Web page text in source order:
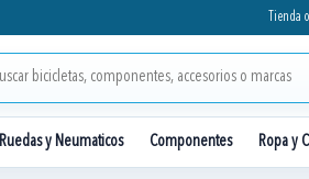
Tienda
Ruedas y Neumaticos Componentes Ropa y